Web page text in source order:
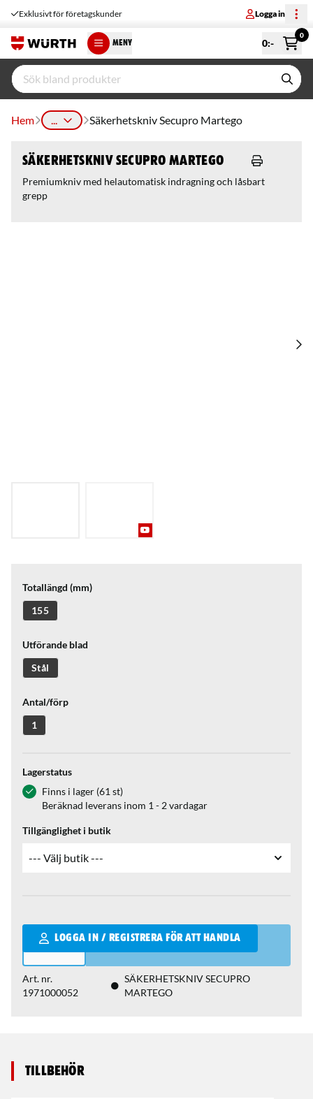
Exklusivt för företagskunder Logga in
MENY 0:-
0
Hem ... Säkerhetskniv Secupro Martego
Säkerhetskniv Secupro Martego
Premiumkniv med helautomatisk indragning och låsbart
grepp
Totallängd (mm)
155
Utförande blad
Stål
Antal/förp
1
Lagerstatus
Finns i lager (61 st)
Beräknad leverans inom 1 - 2 vardagar
Tillgänglighet i butik
LOGGA IN / REGISTRERA FÖR ATT HANDLA
Qantity
Art. nr.
1971000052
SÄKERHETSKNIV SECUPRO
MARTEGO
Tillbehör